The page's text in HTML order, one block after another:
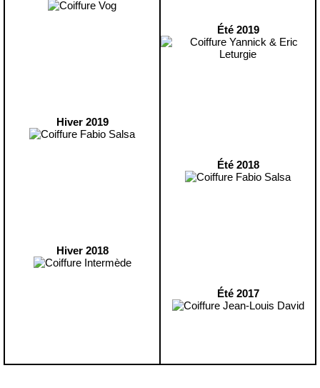
Hiver 2019
Hiver 2018
Été 2019
Été 2018
Été 2017